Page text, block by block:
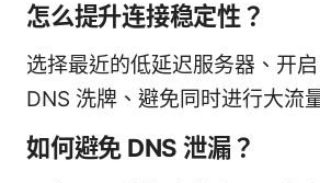
怎么提升连接稳定性？
选择最近的低延迟服务器、开
DNS 洗牌、避免同时进行大流
如何避免 DNS 泄漏？